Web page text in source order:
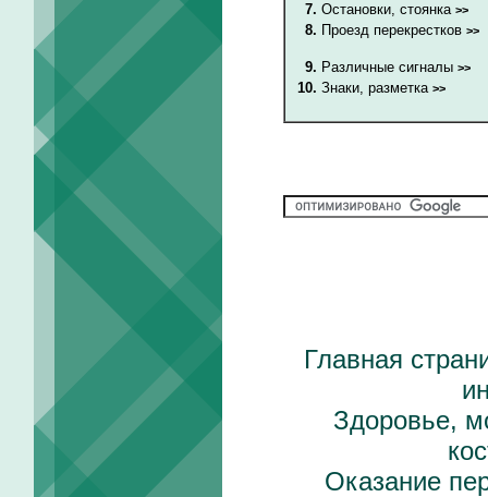
7. Остановки, стоянка >>
8. Проезд перекрестков >>
9. Различные сигналы >>
10. Знаки, разметка >>
Главная
Здоровье,
Оказание